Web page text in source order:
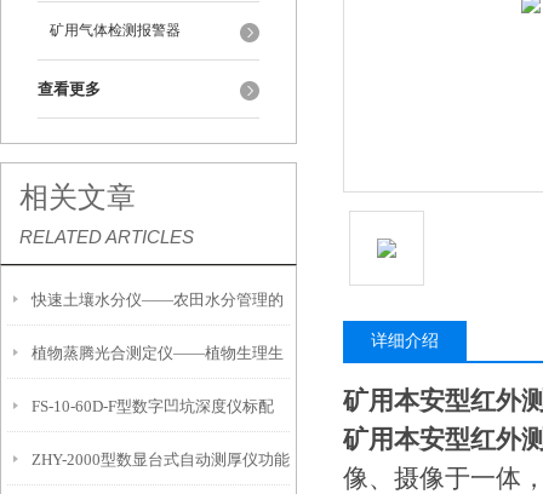
矿用气体检测报警器
查看更多
相关文章
RELATED ARTICLES
快速土壤水分仪——农田水分管理的
便携式检测工具
植物蒸腾光合测定仪——植物生理生
态的实时监测设备
FS-10-60D-F型数字凹坑深度仪标配
IP54级表头分辨率0.01mm量程
ZHY-2000型数显台式自动测厚仪功能
详细介绍
矿用本安型红外
矿用本安型红外
像、摄像于一体